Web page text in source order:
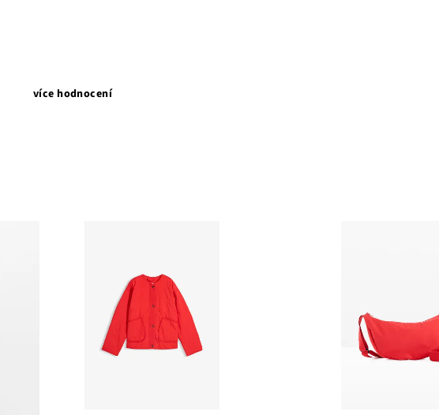
více hodnocení